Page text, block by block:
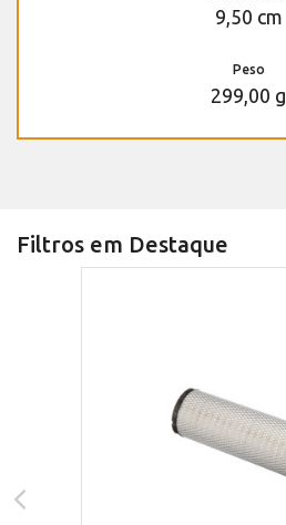
9,50 cm
Peso
299,00 g
Filtros em Destaque